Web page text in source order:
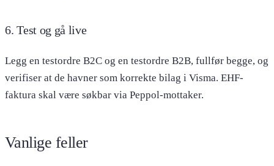
6. Test og gå live
Legg en testordre B2C og en testordre B2B, fullfør begge, og
verifiser at de havner som korrekte bilag i Visma. EHF-
faktura skal være søkbar via Peppol-mottaker.
Vanlige feller